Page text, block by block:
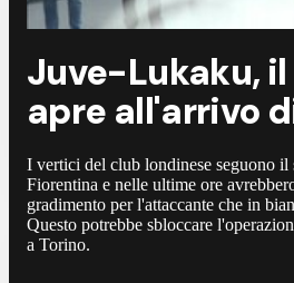
Juve-Lukaku, il
apre all'arrivo
I vertici del club londinese seguono il
Fiorentina e nelle ultime ore
gradimento per l'attaccante che in
Questo potrebbe sbloccare
a Torino.